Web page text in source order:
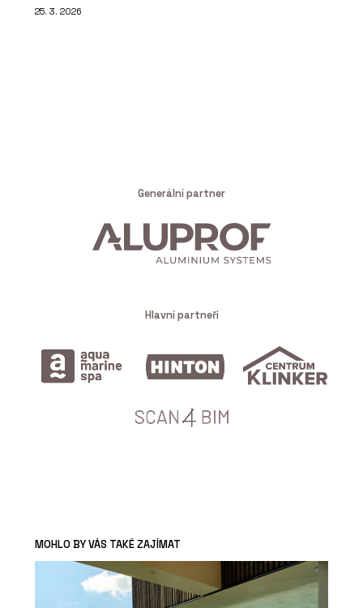
25. 3. 2026
Generální partner
Hlavní partneři
MOHLO BY VÁS TAKÉ ZAJÍMAT